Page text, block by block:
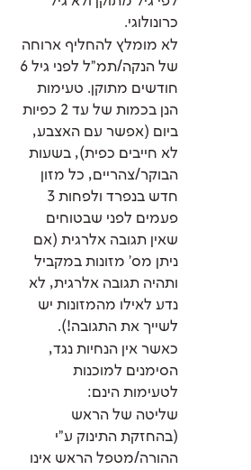
כרונולוגי.
לא מומלץ להחליף ארוחה
של הנקה/תמ"ל לפני גיל 6
חודשים מתוקן. טעימות
הנן בכמות של עד 2 כפיות
ביום (אפשר עם האצבע,
לא חייבים כפית), בשעות
הבוקר/צהריים, כל מזון
חדש בנפרד ולפחות 3
פעמים לפני שבטוחים
שאין תגובה אלרגית (אם
ניתן מס' מזונות במקביל
ותהיה תגובה אלרגית, לא
נדע לאילו מהמזונות יש
לשייך את התגובה!).
כאשר אין הנחיות נגד,
הסימנים למוכנות
לטעימות הינם:
שליטה של הראש
(בהחזקת התינוק ע"י
ההורה/מטפל הראש אינו